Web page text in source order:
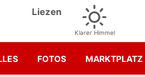
Liezen
Klarer Himmel
FOTOS MARKTPLATZ